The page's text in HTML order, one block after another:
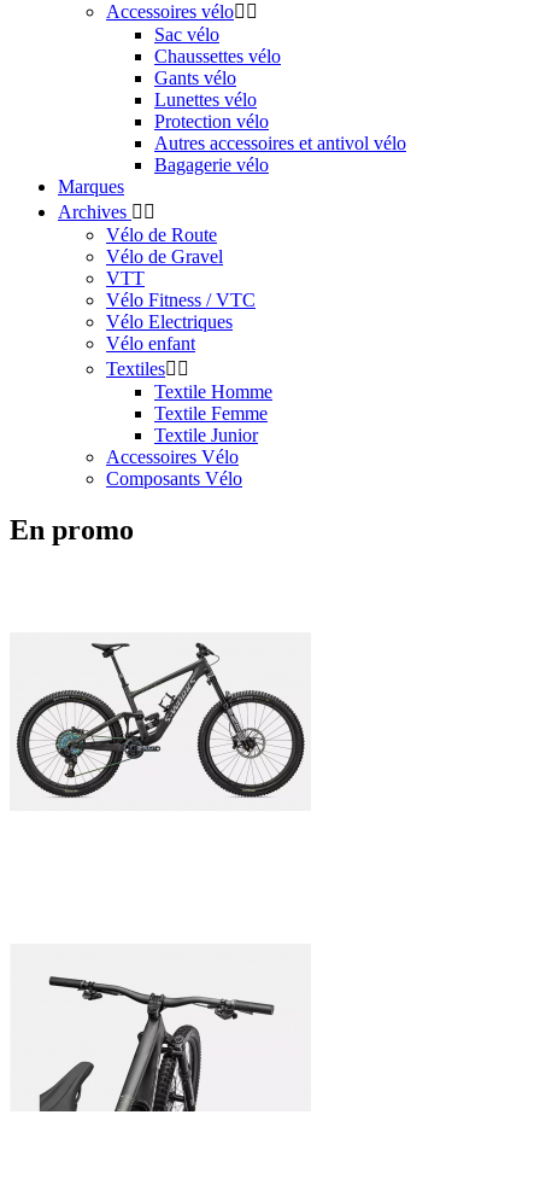
Accessoires vélo 
Sac vélo
Chaussettes vélo
Gants vélo
Lunettes vélo
Protection vélo
Autres accessoires et antivol vélo
Bagagerie vélo
Marques
Archives  
Vélo de Route
Vélo de Gravel
VTT
Vélo Fitness / VTC
Vélo Electriques
Vélo enfant
Textiles 
Textile Homme
Textile Femme
Textile Junior
Accessoires Vélo
Composants Vélo
En promo